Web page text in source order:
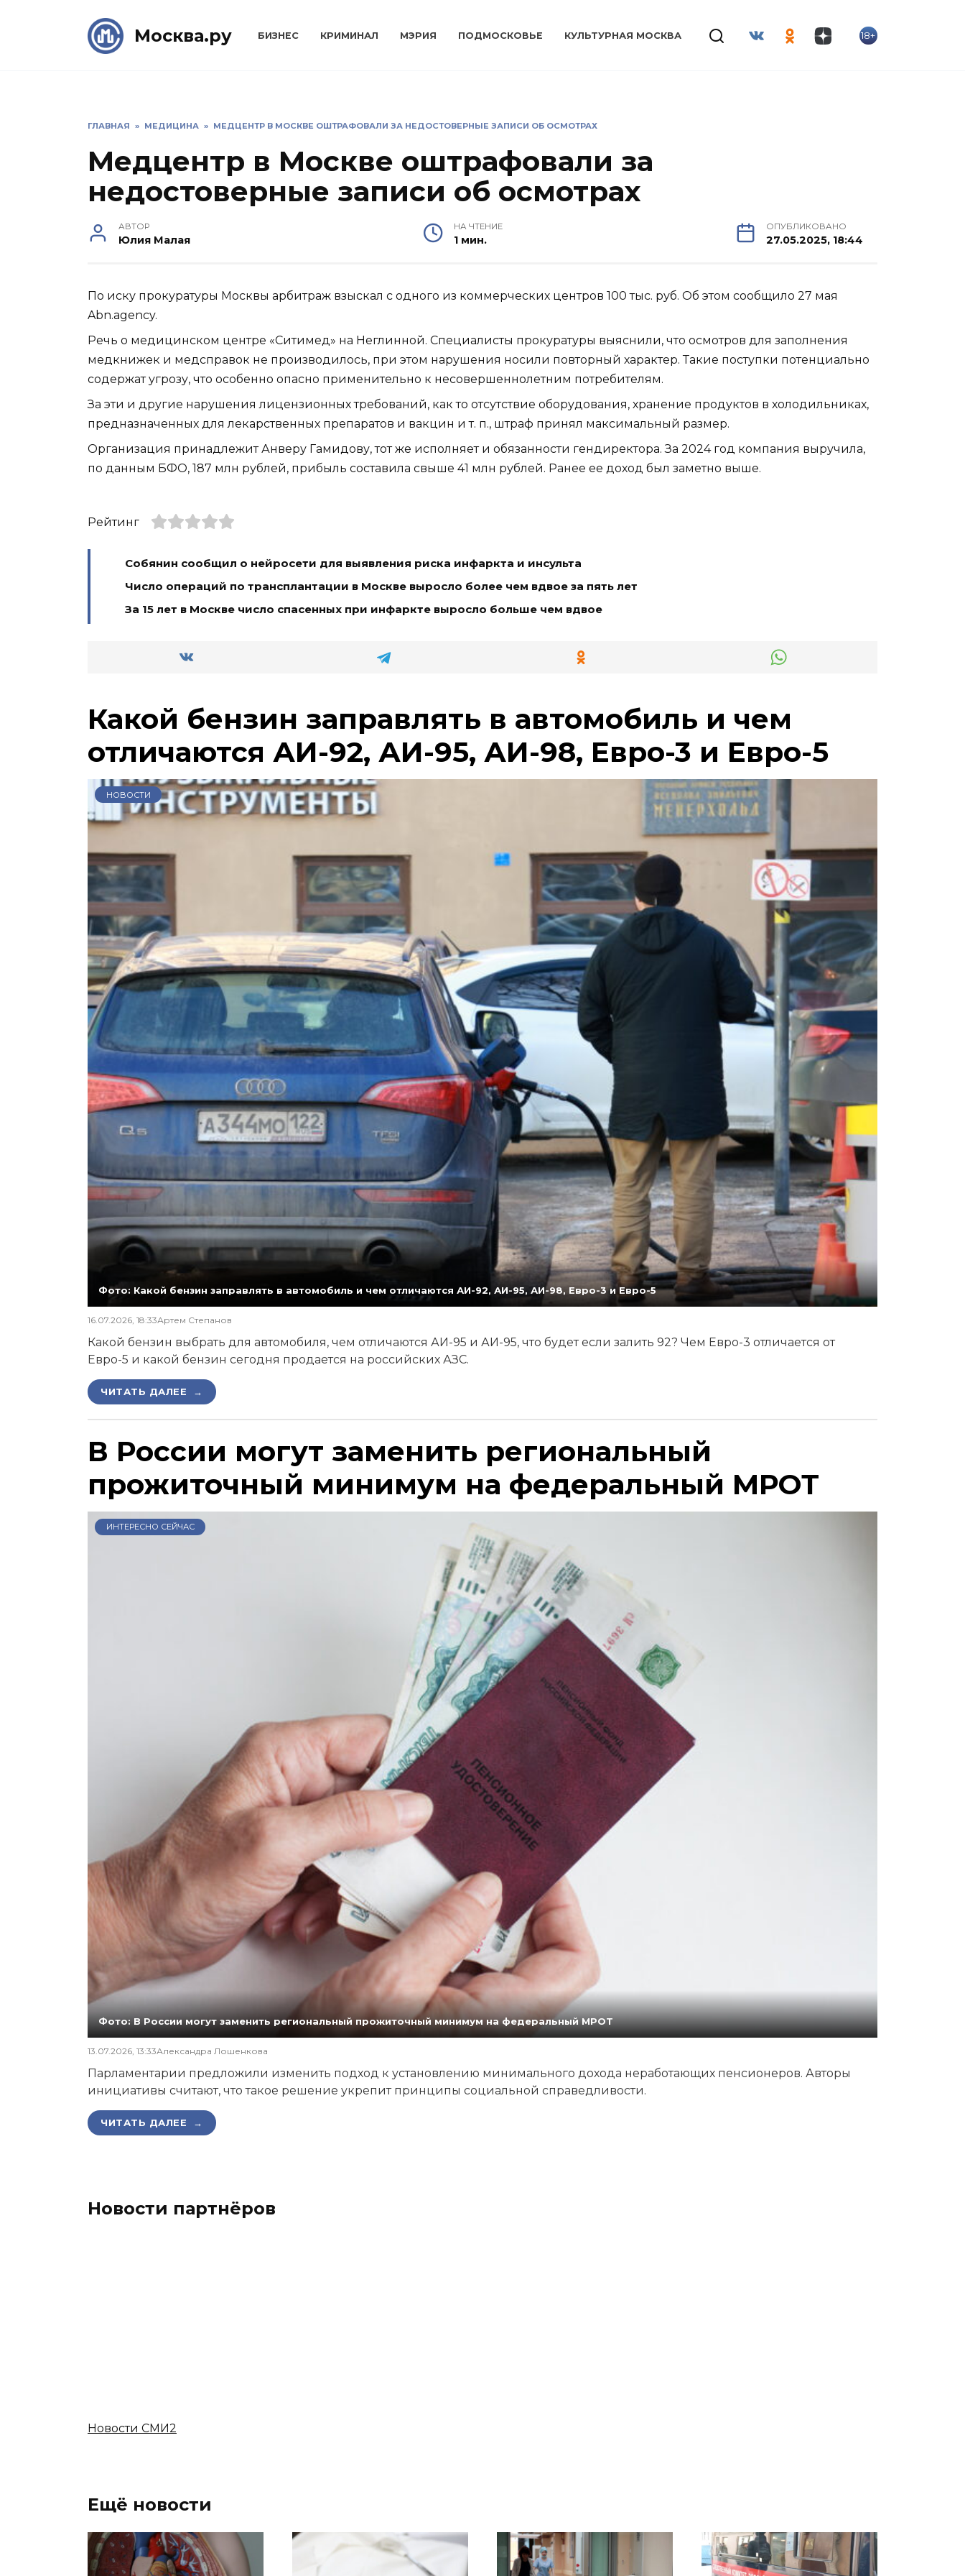
Москва.ру БИЗНЕС КРИМИНАЛ МЭРИЯ ПОДМОСКОВЬЕ КУЛЬТУРНАЯ МОСКВА 18+
ГЛАВНАЯ » МЕДИЦИНА » МЕДЦЕНТР В МОСКВЕ ОШТРАФОВАЛИ ЗА НЕДОСТОВЕРНЫЕ ЗАПИСИ ОБ ОСМОТРАХ
Медцентр в Москве оштрафовали за
недостоверные записи об осмотрах
АВТОР
Юлия Малая
НА ЧТЕНИЕ
1 мин.
ОПУБЛИКОВАНО
27.05.2025, 18:44
По иску прокуратуры Москвы арбитраж взыскал с одного из коммерческих центров 100 тыс. руб. Об этом сообщило 27 мая
Abn.agency.
Речь о медицинском центре «Ситимед» на Неглинной. Специалисты прокуратуры выяснили, что осмотров для заполнения
медкнижек и медсправок не производилось, при этом нарушения носили повторный характер. Такие поступки потенциально
содержат угрозу, что особенно опасно применительно к несовершеннолетним потребителям.
За эти и другие нарушения лицензионных требований, как то отсутствие оборудования, хранение продуктов в холодильниках,
предназначенных для лекарственных препаратов и вакцин и т. п., штраф принял максимальный размер.
Организация принадлежит Анверу Гамидову, тот же исполняет и обязанности гендиректора. За 2024 год компания выручила,
по данным БФО, 187 млн рублей, прибыль составила свыше 41 млн рублей. Ранее ее доход был заметно выше.
Рейтинг
Собянин сообщил о нейросети для выявления риска инфаркта и инсульта
Число операций по трансплантации в Москве выросло более чем вдвое за пять лет
За 15 лет в Москве число спасенных при инфаркте выросло больше чем вдвое
Какой бензин заправлять в автомобиль и чем
отличаются АИ-92, АИ-95, АИ-98, Евро-3 и Евро-5
НОВОСТИ
Фото: Какой бензин заправлять в автомобиль и чем отличаются АИ-92, АИ-95, АИ-98, Евро-3 и Евро-5
16.07.2026, 18:33Артем Степанов
Какой бензин выбрать для автомобиля, чем отличаются АИ-95 и АИ-95, что будет если залить 92? Чем Евро-3 отличается от
Евро-5 и какой бензин сегодня продается на российских АЗС.
ЧИТАТЬ ДАЛЕЕ →
В России могут заменить региональный
прожиточный минимум на федеральный МРОТ
ИНТЕРЕСНО СЕЙЧАС
Фото: В России могут заменить региональный прожиточный минимум на федеральный МРОТ
13.07.2026, 13:33Александра Лошенкова
Парламентарии предложили изменить подход к установлению минимального дохода неработающих пенсионеров. Авторы
инициативы считают, что такое решение укрепит принципы социальной справедливости.
ЧИТАТЬ ДАЛЕЕ →
Новости партнёров
Новости СМИ2
Ещё новости